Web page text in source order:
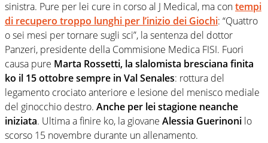
sinistra. Pure per lei cure in corso al J Medical, ma contempi
di recupero troppo lunghi per l’inizio dei Giochi: “Quattro
o sei mesi per tornare sugli sci”, la sentenza del dottor
Panzeri, presidente della Commisione Medica FISI. Fuori
causa pure Marta Rossetti, la slalomista bresciana finita
ko il 15 ottobre sempre in Val Senales: rottura del
legamento crociato anteriore e lesione del menisco mediale
del ginocchio destro. Anche per lei stagione neanche
iniziata. Ultima a finire ko, la giovane Alessia Guerinoni lo
scorso 15 novembre durante un allenamento.